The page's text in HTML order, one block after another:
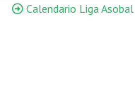
Calendario Liga Asobal